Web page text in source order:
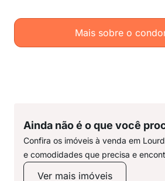
Mais sobre o
Ainda não é o que você
Confira os imóveis à venda em
e comodidades que precisa e
Ver mais imóveis